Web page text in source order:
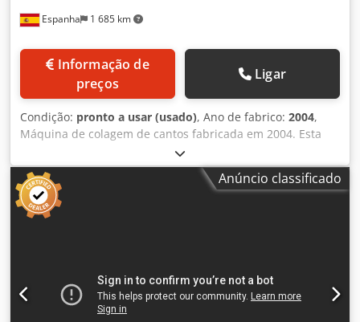
Espanha 1 685 km
preços
Ligar
Condição: pronto a usar (usado), Ano de fabrico: 2004,
Máquina de colagem de cantos fabricada em 2004. Esta
BRANDT KDF 560 dispõe de ajuste automático da unidade
através de controlo por computador e é adequada para a
colagem de cantos finos e grossos, suportando espessuras
de canto de 0,4 a 8 mm e alturas de peça de 8 a 50 mm.
Inclui várias unidades instaladas, tais como uma unidade
BRANDT KDF 560 que temos à venda. Contacte-nos para
mais informações. Dcsdpfsztc Sasx Agfek • Tipo de
Anúncio classificado